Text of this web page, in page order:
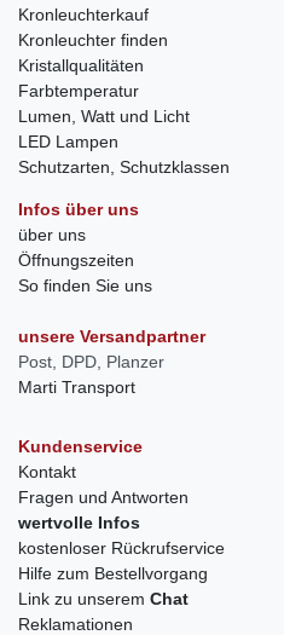
Kronleuchterkauf
Kronleuchter finden
Kristallqualitäten
Farbtemperatur
Lumen, Watt und Licht
LED Lampen
Schutzarten, Schutzklassen
Infos über uns
über uns
Öffnungszeiten
So finden Sie uns
unsere Versandpartner
Post, DPD, Planzer
Marti Transport
Kundenservice
Kontakt
Fragen und Antworten
wertvolle Infos
kostenloser Rückrufservice
Hilfe zum Bestellvorgang
Link zu unserem Chat
Reklamationen